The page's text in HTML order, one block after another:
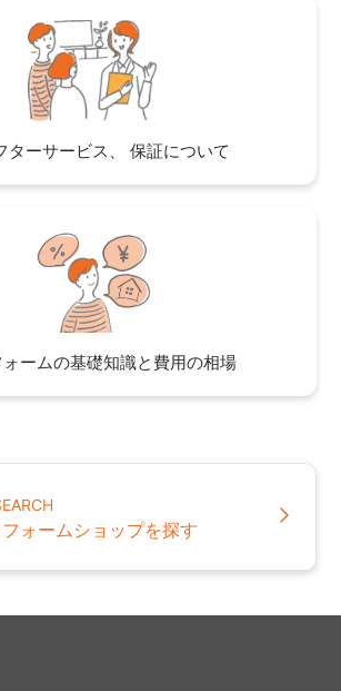
ターサービス、 保証について
ォームの基礎知識と費用の相場
ォームショップを探す